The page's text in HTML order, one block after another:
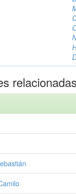
relacionadas